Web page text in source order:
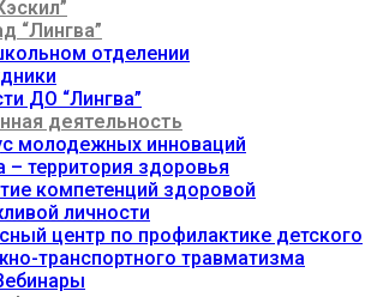
“Лингва”
отделении
ДО “Лингва”
деятельность
молодежных инноваций
– территория здоровья
компетенций здоровой
личности
центр по профилактике детского
транспортного травматизма